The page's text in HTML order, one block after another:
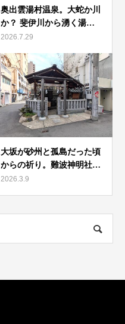
奥出雲湯村温泉。大蛇か川
か？ 斐伊川から湧く湯…
2026.7.29
大坂が砂州と孤島だった頃
からの祈り。難波神明社…
2026.3.9